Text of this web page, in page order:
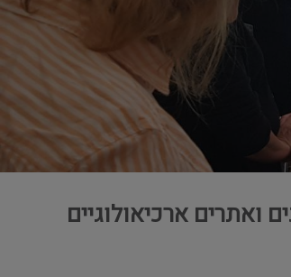
ארכיאולוגיים